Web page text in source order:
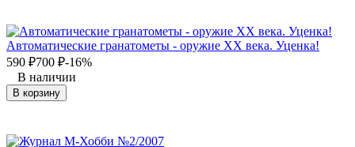
Автоматические гранатометы - оружие XX века. Уценка!
590 ₽700 ₽-16%
В наличии
В корзину